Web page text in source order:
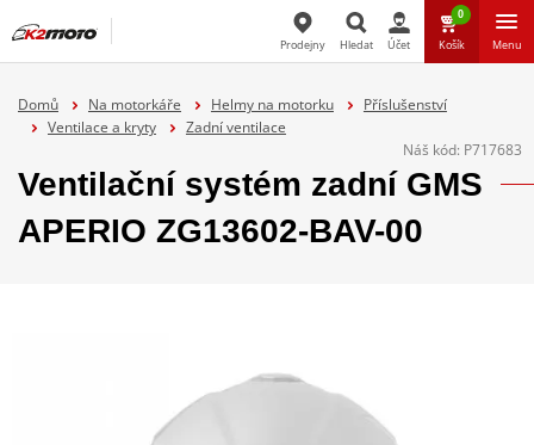
Hledat
Prodejny Hledat Účet
0
Košík Menu
Domů Na motorkáře Helmy na motorku
Příslušenství
Ventilace a kryty
Zadní ventilace
Náš kód: P717683
Ventilační systém zadní GMS
APERIO ZG13602-BAV-00